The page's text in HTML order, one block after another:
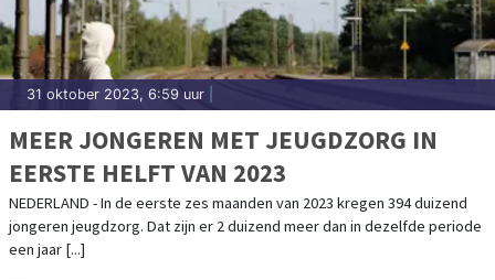
31 oktober 2023, 6:59 uur
MEER JONGEREN MET JEUGDZORG IN
EERSTE HELFT VAN 2023
NEDERLAND - In de eerste zes maanden van 2023 kregen 394 duizend
jongeren jeugdzorg. Dat zijn er 2 duizend meer dan in dezelfde periode
een jaar [...]